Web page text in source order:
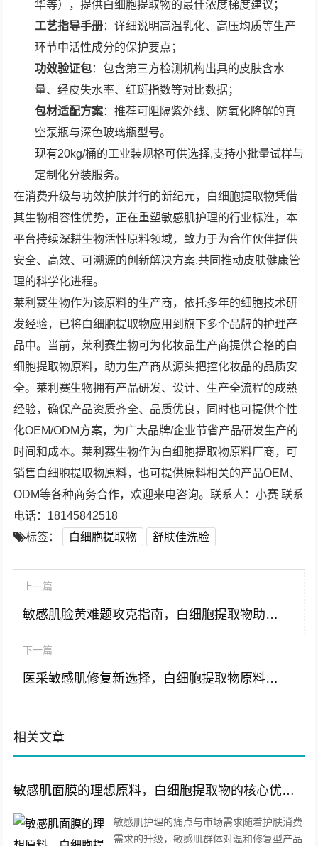
华等），提供白细胞提取物的最佳浓度梯度建议；
工艺指导手册：详细说明高温乳化、高压均质等生产
环节中活性成分的保护要点；
功效验证包：包含第三方检测机构出具的皮肤含水
量、经皮失水率、红斑指数等对比数据；
包材适配方案：推荐可阻隔紫外线、防氧化降解的真
空泵瓶与深色玻璃瓶型号。
现有20kg/桶的工业装规格可供选择,支持小批量试样与
定制化分装服务。
在消费升级与功效护肤并行的新纪元，白细胞提取物凭借
其生物相容性优势，正在重塑敏感肌护理的行业标准，本
平台持续深耕生物活性原料领域，致力于为合作伙伴提供
安全、高效、可溯源的创新解决方案,共同推动皮肤健康管
理的科学化进程。
莱利赛生物作为该原料的生产商，依托多年的细胞技术研
发经验，已将白细胞提取物应用到旗下多个品牌的护理产
品中。当前，莱利赛生物可为化妆品生产商提供合格的白
细胞提取物原料，助力生产商从源头把控化妆品的品质安
全。莱利赛生物拥有产品研发、设计、生产全流程的成熟
经验，确保产品资质齐全、品质优良，同时也可提供个性
化OEM/ODM方案，为广大品牌/企业节省产品研发生产的
时间和成本。莱利赛生物作为白细胞提取物原料厂商，可
销售白细胞提取物原料，也可提供原料相关的产品OEM、
ODM等各种商务合作，欢迎来电咨询。联系人：小赛 联系
电话：18145842518
标签：
白细胞提取物 舒肤佳洗脸
上一篇
敏感肌脸黄难题攻克指南，白细胞提取物助你焕亮健康美肌
下一篇
医采敏感肌修复新选择，白细胞提取物原料专业解析与批发指南
相关文章
敏感肌面膜的理想原料，白细胞提取物的核心优势与应用解析
敏感肌护理的痛点与市场需求随着护肤消费
需求的升级，敏感肌群体对温和修复型产品